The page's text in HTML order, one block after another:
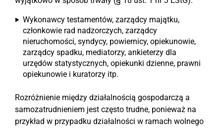
Wykonawcy testamentów, zarządcy majątku,
członkowie rad nadzorczych, zarządcy
nieruchomości, syndycy, powiernicy, opiekunowie,
zarządcy spadku, mediatorzy, ankieterzy dla
urzędów statystycznych, opiekunki dzienne, prawni
opiekunowie i kuratorzy itp.
Rozróżnienie między działalnością gospodarczą a
samozatrudnieniem jest często trudne, ponieważ na
przykład w przypadku działalności w ramach wolnego